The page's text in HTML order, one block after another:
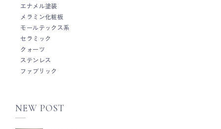
エナメル塗装
メラミン化粧板
モールテックス系
セラミック
クォーツ
ステンレス
ファブリック
NEW POST